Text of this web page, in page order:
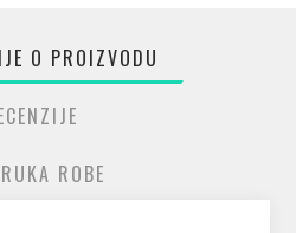
O PROIZVODU
ROBE